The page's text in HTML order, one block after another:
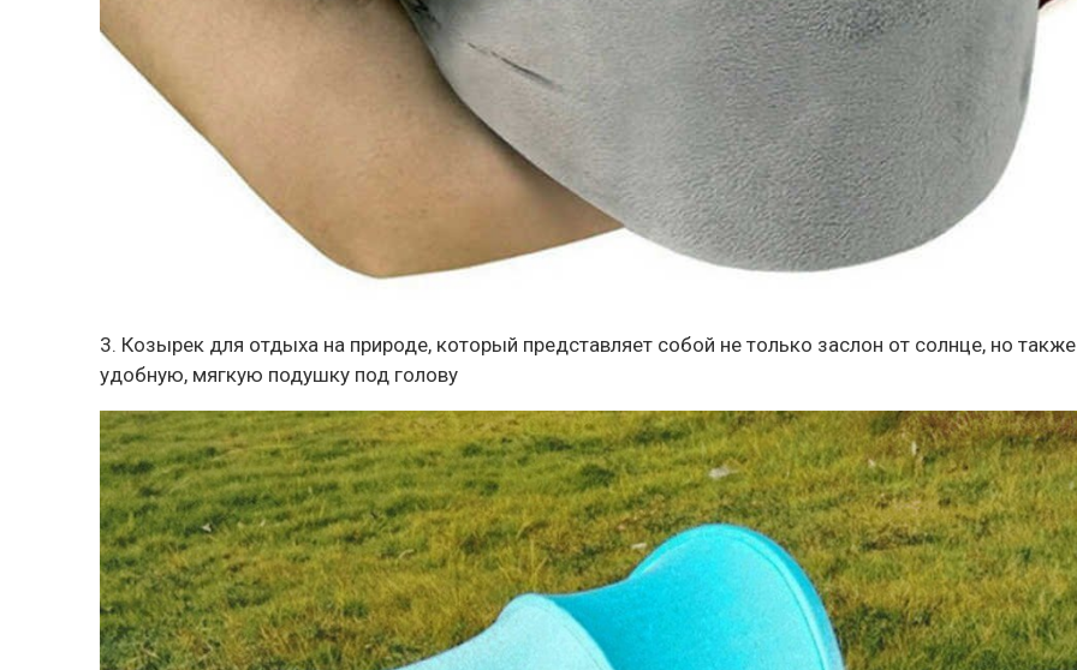
3. Козырек для отдыха на природе, который представляет собой не только заслон от солнце, но
удобную, мягкую подушку под голову